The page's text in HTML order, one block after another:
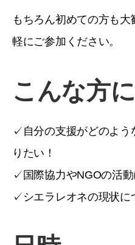
もちろん初めての方も
軽にご参加ください。
こんな方
✓自分の支援がどのよう
りたい！
✓国際協力やNGOの活動
✓シエラレオネの現状に